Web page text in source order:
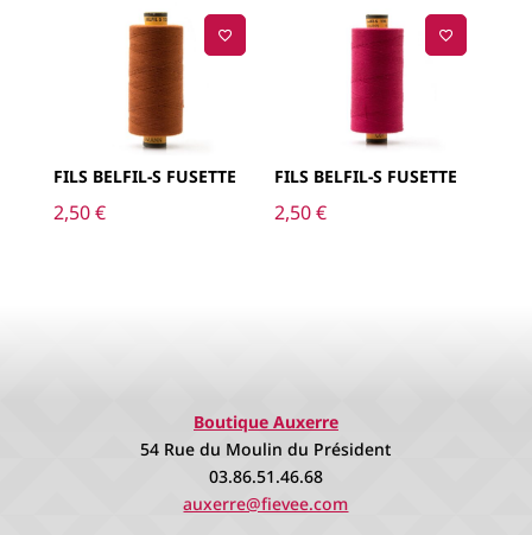
FILS BELFIL-S FUSETTE
2,50€
FILS BELFIL-S FUSETTE
2,50€
Boutique Auxerre
54 Rue du Moulin du Président
03.86.51.46.68
auxerre@fievee.com